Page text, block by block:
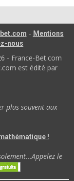
- Mentions
nous
- France-Bet.com
est édité par
plus souvent aux
!
le